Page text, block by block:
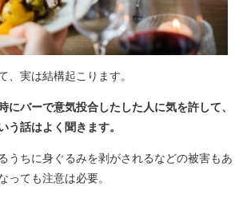
、実は結構起こります。
にバーで意気投合したした人に気を許して、
う話はよく聞きます。
うちに身ぐるみを剥がされるなどの被害もあ
っても注意は必要。